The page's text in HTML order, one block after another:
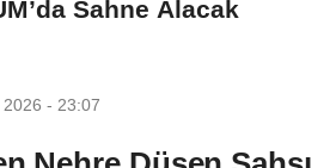
Sahne Alacak
2026 - 23:07